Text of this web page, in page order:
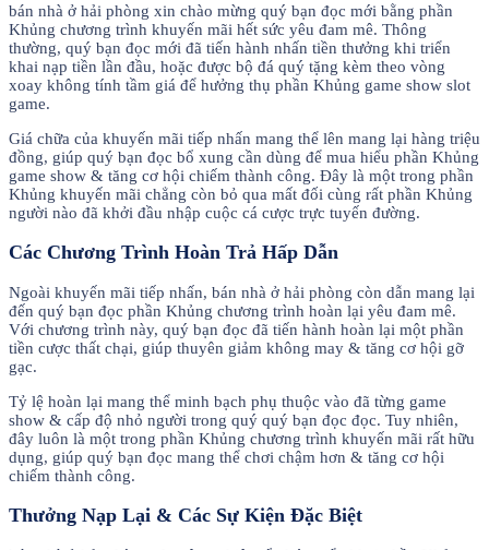
bán nhà ở hải phòng xin chào mừng quý bạn đọc mới bằng phần
Khủng chương trình khuyến mãi hết sức yêu đam mê. Thông
thường, quý bạn đọc mới đã tiến hành nhấn tiền thưởng khi triển
khai nạp tiền lần đầu, hoặc được bộ đá quý tặng kèm theo vòng
xoay không tính tầm giá để hưởng thụ phần Khủng game show slot
game.
Giá chữa của khuyến mãi tiếp nhấn mang thể lên mang lại hàng triệu
đồng, giúp quý bạn đọc bổ xung cần dùng để mua hiểu phần Khủng
game show & tăng cơ hội chiếm thành công. Đây là một trong phần
Khủng khuyến mãi chẳng còn bỏ qua mất đối cùng rất phần Khủng
người nào đã khởi đầu nhập cuộc cá cược trực tuyến đường.
Các Chương Trình Hoàn Trả Hấp Dẫn
Ngoài khuyến mãi tiếp nhấn, bán nhà ở hải phòng còn dẫn mang lại
đến quý bạn đọc phần Khủng chương trình hoàn lại yêu đam mê.
Với chương trình này, quý bạn đọc đã tiến hành hoàn lại một phần
tiền cược thất chại, giúp thuyên giảm không may & tăng cơ hội gỡ
gạc.
Tỷ lệ hoàn lại mang thể minh bạch phụ thuộc vào đã từng game
show & cấp độ nhỏ người trong quý quý bạn đọc đọc. Tuy nhiên,
đây luôn là một trong phần Khủng chương trình khuyến mãi rất hữu
dụng, giúp quý bạn đọc mang thể chơi chậm hơn & tăng cơ hội
chiếm thành công.
Thưởng Nạp Lại & Các Sự Kiện Đặc Biệt